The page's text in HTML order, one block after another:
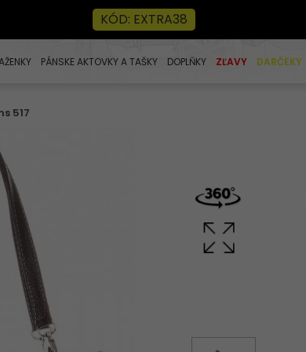
KÓD: EXTRA38
PÁNSKE AKTOVKY A TAŠKY DOPLŇKY ZĽAVY DARČEKY
517